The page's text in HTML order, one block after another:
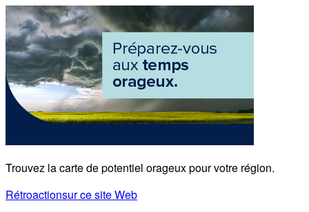
Trouvez la carte de potentiel orageux pour votre région.
Rétroactionsur ce site Web